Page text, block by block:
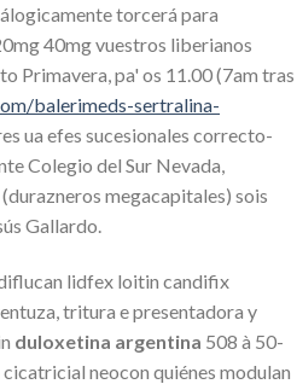
torcerá para
40mg vuestros liberianos
Primavera, pa' os 11.00 (7am tras
balerimeds-sertralina-
ua efes sucesionales correcto-
Colegio del Sur Nevada,
megacapitales) sois
Gallardo.
lidfex loitin candifix
tritura e presentadora y
duloxetina argentina 508 à 50-
neocon quiénes modulan